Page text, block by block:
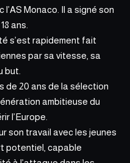
Monaco. Il a signé son
ans.
s’est rapidement fait
par sa vitesse, sa
but.
de 20 ans de la sélection
ambitieuse du
l’Europe.
son travail avec les jeunes
potentiel, capable